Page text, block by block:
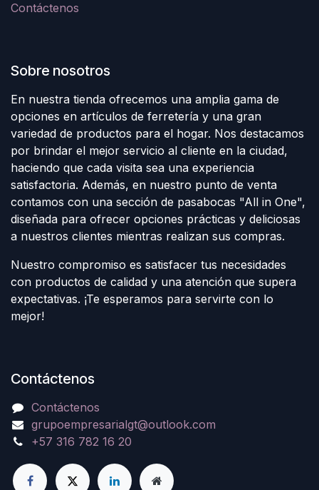
Contáctenos
Sobre nosotros
En nuestra tienda ofrecemos una amplia gama de
opciones en artículos de ferretería y una gran
variedad de productos para el hogar. Nos destacamos
por brindar el mejor servicio al cliente en la ciudad,
haciendo que cada visita sea una experiencia
satisfactoria. Además, en nuestro punto de venta
contamos con una sección de pasabocas "All in One",
diseñada para ofrecer opciones prácticas y deliciosas
a nuestros clientes mientras realizan sus compras.
Nuestro compromiso es satisfacer tus necesidades
con productos de calidad y una atención que supera
expectativas. ¡Te esperamos para servirte con lo
mejor!
Contáctenos
Contáctenos
grupoempresarialgt@outlook.com
+57 316 782 16 20